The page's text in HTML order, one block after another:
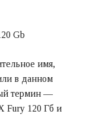
имя,
в данном
термин —
Fury 120 Гб и